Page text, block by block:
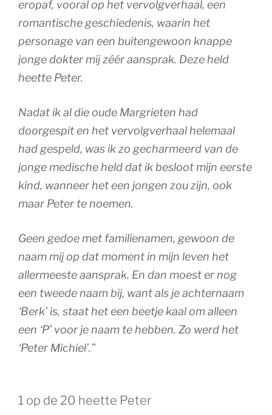
eropaf, vooral op het vervolgverhaal, een
romantische geschiedenis, waarin het
personage van een buitengewoon knappe
jonge dokter mij zéér aansprak. Deze held
heette Peter.
Nadat ik al die oude Margrieten had
doorgespit en het vervolgverhaal helemaal
had gespeld, was ik zo gecharmeerd van de
jonge medische held dat ik besloot mijn eerste
kind, wanneer het een jongen zou zijn, ook
maar Peter te noemen.
Geen gedoe met familienamen, gewoon de
naam mij op dat moment in mijn leven het
allermeeste aansprak. En dan moest er nog
een tweede naam bij, want als je achternaam
‘Berk’ is, staat het een beetje kaal om alleen
een ‘P’ voor je naam te hebben. Zo werd het
‘Peter Michiel’.”
1 op de 20 heette Peter